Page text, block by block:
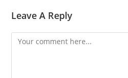
Leave A Reply